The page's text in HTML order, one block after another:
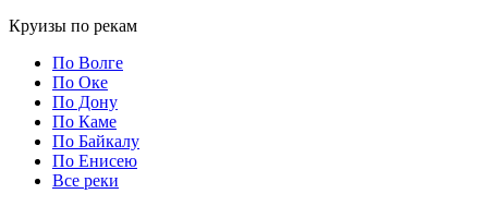
Круизы по рекам
По Волге
По Оке
По Дону
По Каме
По Байкалу
По Енисею
Все реки